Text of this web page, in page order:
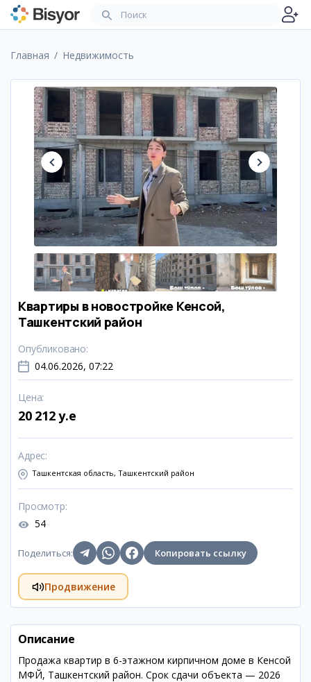
Главная Недвижимость
Квартиры в новостройке Кенсой,
Ташкентский район
Опубликовано:
04.06.2026, 07:22
Цена:
20 212 y.e
Адрес:
Ташкентская область, Ташкентский район
Просмотр:
54
Поделиться: Копировать ссылку
Продвижение
Описание
Продажа квартир в 6-этажном кирпичном доме в Кенсой
МФЙ, Ташкентский район. Срок сдачи объекта — 2026